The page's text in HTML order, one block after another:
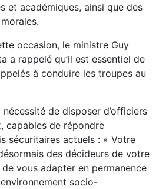
et académiques, ainsi que des
occasion, le ministre Guy
a rappelé qu’il est essentiel de
à conduire les troupes au
de disposer d’officiers
capables de répondre
sécuritaires actuels : « Votre
des décideurs de votre
vous adapter en permanence
socio-